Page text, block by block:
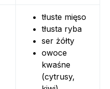
tłuste mięso
tłusta ryba
ser żółty
owoce
kwaśne
(cytrusy,